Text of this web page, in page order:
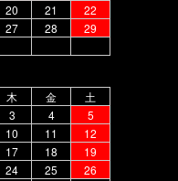
20 21
22
27 28
29
木 金
土
3 4
5
10 11
12
17 18
19
24 25
26